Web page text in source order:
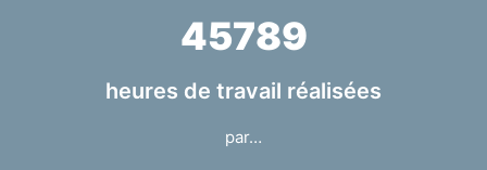
45789
heures de travail réalisées
par…